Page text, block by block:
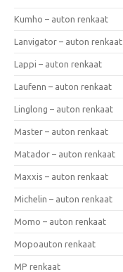
Kumho – auton renkaat
Lanvigator – auton renkaat
Lappi – auton renkaat
Laufenn – auton renkaat
Linglong – auton renkaat
Master – auton renkaat
Matador – auton renkaat
Maxxis – auton renkaat
Michelin – auton renkaat
Momo – auton renkaat
Mopoauton renkaat
MP renkaat